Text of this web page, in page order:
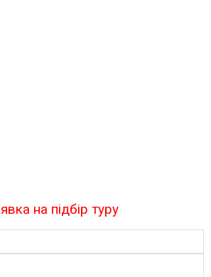
на підбір туру